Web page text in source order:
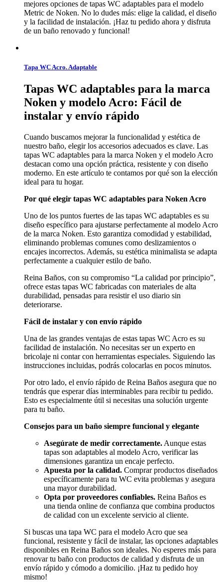
mejores opciones de tapas WC adaptables para el modelo
Metric de Noken. No lo dudes más: elige la calidad, el diseño
y la facilidad de instalación. ¡Haz tu pedido ahora y disfruta
de un baño renovado y funcional!
Tapa WC Acro. Adaptable
Tapas WC adaptables para la marca
Noken y modelo Acro: Fácil de
instalar y envío rápido
Cuando buscamos mejorar la funcionalidad y estética de
nuestro baño, elegir los accesorios adecuados es clave. Las
tapas WC adaptables para la marca Noken y el modelo Acro
destacan como una opción práctica, resistente y con diseño
moderno. En este artículo te contamos por qué son la elección
ideal para tu hogar.
Por qué elegir tapas WC adaptables para Noken Acro
Uno de los puntos fuertes de las tapas WC adaptables es su
diseño específico para ajustarse perfectamente al modelo Acro
de la marca Noken. Esto garantiza comodidad y estabilidad,
eliminando problemas comunes como deslizamientos o
encajes incorrectos. Además, su estética minimalista se adapta
perfectamente a cualquier estilo de baño.
Reina Baños, con su compromiso “La calidad por principio”,
ofrece estas tapas WC fabricadas con materiales de alta
durabilidad, pensadas para resistir el uso diario sin
deteriorarse.
Fácil de instalar y con envío rápido
Una de las grandes ventajas de estas tapas WC Acro es su
facilidad de instalación. No necesitas ser un experto en
bricolaje ni contar con herramientas especiales. Siguiendo las
instrucciones incluidas, podrás colocarlas en pocos minutos.
Por otro lado, el envío rápido de Reina Baños asegura que no
tendrás que esperar días interminables para recibir tu pedido.
Esto es especialmente útil si necesitas una solución urgente
para tu baño.
Consejos para un baño siempre funcional y elegante
Asegúrate de medir correctamente. Aunque estas
tapas son adaptables al modelo Acro, verificar las
dimensiones garantiza un encaje perfecto.
Apuesta por la calidad. Comprar productos diseñados
específicamente para tu WC evita problemas y asegura
una mayor durabilidad.
Opta por proveedores confiables. Reina Baños es
una tienda online de confianza que combina productos
de calidad con un excelente servicio al cliente.
Si buscas una tapa WC para el modelo Acro que sea
funcional, resistente y fácil de instalar, las opciones adaptables
disponibles en Reina Baños son ideales. No esperes más para
renovar tu baño con productos de calidad y disfruta de un
envío rápido y cómodo a domicilio. ¡Haz tu pedido hoy
mismo!